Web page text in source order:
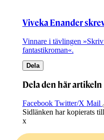
Viveka Enander
Vinnare i tävlingen »Skriv
fantastikroman«.
Dela
Dela den här artikeln
Facebook Twitter/X Mail
Sidlänken har kopierats
x